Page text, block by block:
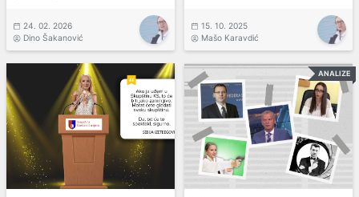
24. 02. 2026
Dino Šakanović
15. 10. 2025
Mašo Karavdić
ANALIZE